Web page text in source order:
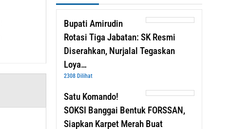
Bupati Amirudin
Rotasi Tiga Jabatan: SK Resmi
Diserahkan, Nurjalal Tegaskan
Loya…
2308 Dilihat
Satu Komando!
SOKSI Banggai Bentuk FORSSAN,
Siapkan Karpet Merah Buat